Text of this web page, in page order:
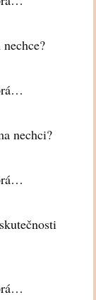
nechci?